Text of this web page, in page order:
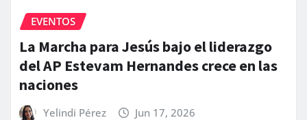
EVENTOS
La Marcha para Jesús bajo el liderazgo
del AP Estevam Hernandes crece en las
naciones
Yelindi Pérez Jun 17, 2026